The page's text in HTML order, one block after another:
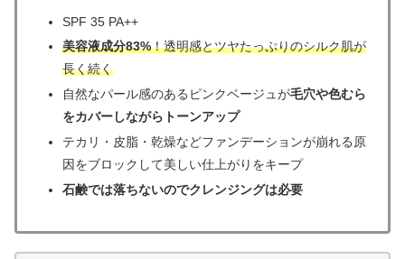
SPF 35 PA++
美容液成分83%！透明感とツヤたっぷりのシルク肌が
長く続く
自然なパール感のあるピンクベージュが毛穴や色むら
をカバーしながらトーンアップ
テカリ・皮脂・乾燥などファンデーションが崩れる原
因をブロックして美しい仕上がりをキープ
石鹸では落ちないのでクレンジングは必要